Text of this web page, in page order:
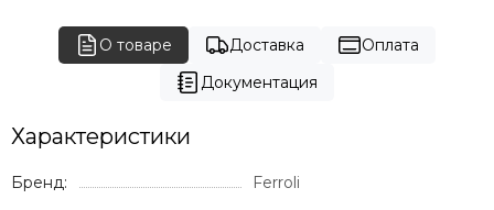
О товаре Доставка
Оплата
Документация
Характеристики
Бренд:
Ferroli